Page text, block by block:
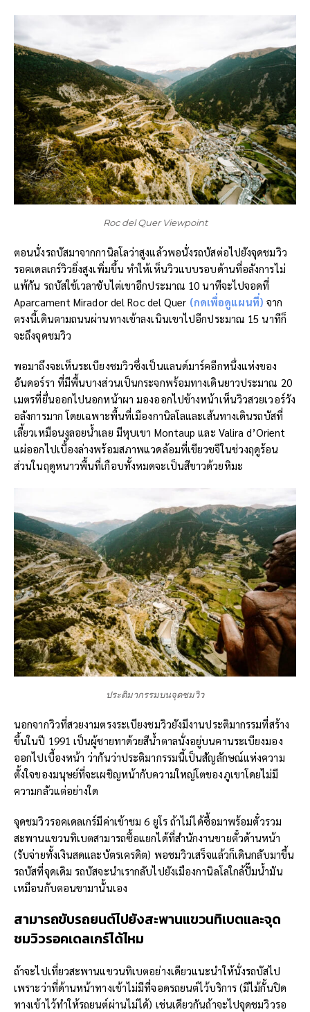
Roc del Quer Viewpoint
ตอนนั่งรถบัสมาจากกานิลโลว่าสูงแล้วพอนั่งรถบัสต่อไปยังจุดชมวิว
รอคเดลเกร์วิวยิ่งสูงเพิ่มขึ้น ทำให้เห็นวิวแบบรอบด้านที่อลังการไม่
แพ้กัน รถบัสใช้เวลาขับไต่เขาอีกประมาณ 10 นาทีจะไปจอดที่
Aparcament Mirador del Roc del Quer (กดเพื่อดูแผนที่) จาก
ตรงนี้เดินตามถนนผ่านทางเข้าลงเนินเขาไปอีกประมาณ 15 นาทีก็
จะถึงจุดชมวิว
พอมาถึงจะเห็นระเบียงชมวิวซึ่งเป็นแลนด์มาร์คอีกหนึ่งแห่งของ
อันดอร์รา ที่มีพื้นบางส่วนเป็นกระจกพร้อมทางเดินยาวประมาณ 20
เมตรที่ยื่นออกไปนอกหน้าผา มองออกไปข้างหน้าเห็นวิวสวยเวอร์วัง
อลังการมาก โดยเฉพาะพื้นที่เมืองกานิลโลและเส้นทางเดินรถบัสที่
เลี้ยวเหมือนงูลอยน้ำเลย มีหุบเขา Montaup และ Valira d’Orient
แผ่ออกไปเบื้องล่างพร้อมสภาพแวดล้อมที่เขียวขจีในช่วงฤดูร้อน
ส่วนในฤดูหนาวพื้นที่เกือบทั้งหมดจะเป็นสีขาวด้วยหิมะ
ประติมากรรมบนจุดชมวิว
นอกจากวิวที่สวยงามตรงระเบียงชมวิวยังมีงานประติมากรรมที่สร้าง
ขึ้นในปี 1991 เป็นผู้ชายทาด้วยสีน้ำตาลนั่งอยู่บนคานระเบียงมอง
ออกไปเบื้องหน้า ว่ากันว่าประติมากรรมนี้เป็นสัญลักษณ์แห่งความ
ตั้งใจของมนุษย์ที่จะเผชิญหน้ากับความใหญ่โตของภูเขาโดยไม่มี
ความกลัวแต่อย่างใด
จุดชมวิวรอคเดลเกร์มีค่าเข้าชม 6 ยูโร ถ้าไม่ได้ซื้อมาพร้อมตั๋วรวม
สะพานแขวนทิเบตสามารถซื้อแยกได้ที่สำนักงานขายตั๋วด้านหน้า
(รับจ่ายทั้งเงินสดและบัตรเครดิต) พอชมวิวเสร็จแล้วก็เดินกลับมาขึ้น
รถบัสที่จุดเดิม รถบัสจะนำเรากลับไปยังเมืองกานิลโลใกล้ปั๊มน้ำมัน
เหมือนกับตอนขามานั้นเอง
สามารถขับรถยนต์ไปยังสะพานแขวนทิเบตและจุด
ชมวิวรอคเดลเกร์ได้ไหม
ถ้าจะไปเที่ยวสะพานแขวนทิเบตอย่างเดียวแนะนำให้นั่งรถบัสไป
เพราะว่าที่ด้านหน้าทางเข้าไม่มีที่จอดรถยนต์ไว้บริการ (มีไม้กั้นปิด
ทางเข้าไว้ทำให้รถยนต์ผ่านไม่ได้) เช่นเดียวกันถ้าจะไปจุดชมวิวรอ